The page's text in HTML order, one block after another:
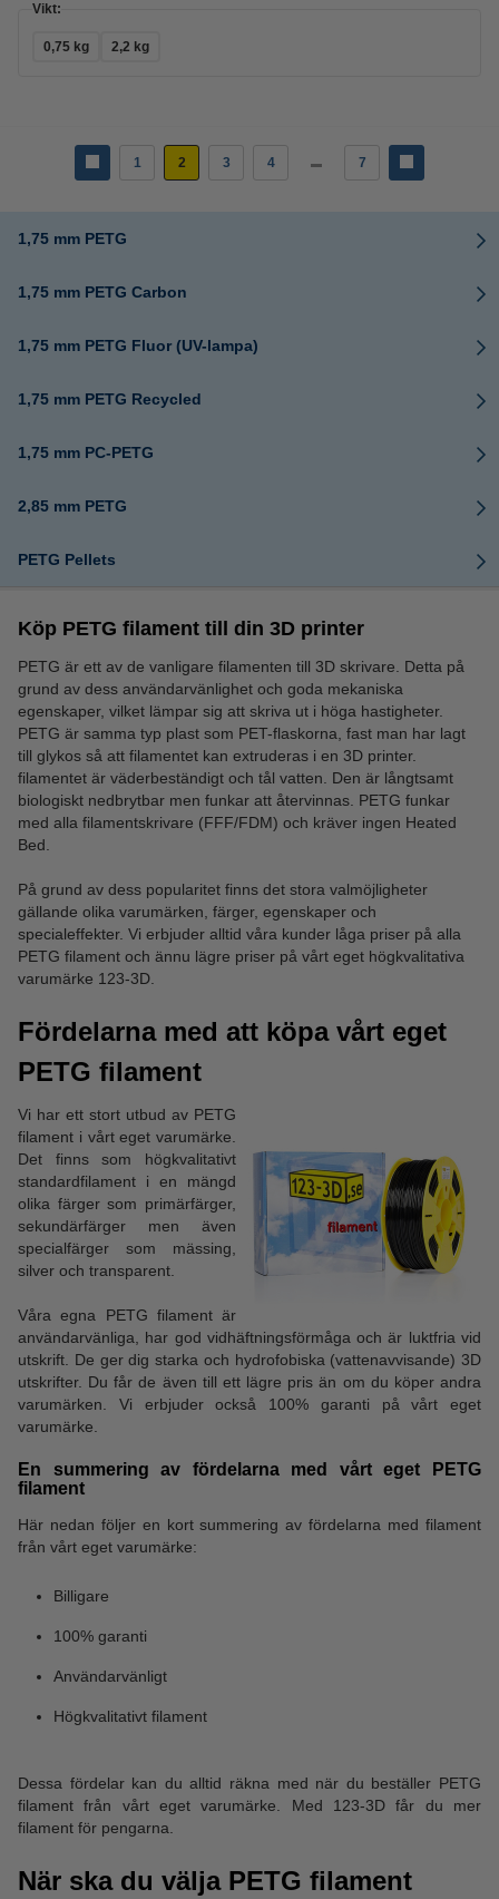
Vikt:
0,75 kg 2,2 kg
1 2 3 4 7
1,75 mm PETG
1,75 mm PETG Carbon
1,75 mm PETG Fluor (UV-lampa)
1,75 mm PETG Recycled
1,75 mm PC-PETG
2,85 mm PETG
PETG Pellets
Köp PETG filament till din 3D printer
PETG är ett av de vanligare filamenten till 3D skrivare. Detta på
grund av dess användarvänlighet och goda mekaniska
egenskaper, vilket lämpar sig att skriva ut i höga hastigheter.
PETG är samma typ plast som PET-flaskorna, fast man har lagt
till glykos så att filamentet kan extruderas i en 3D printer.
filamentet är väderbeständigt och tål vatten. Den är långtsamt
biologiskt nedbrytbar men funkar att återvinnas. PETG funkar
med alla filamentskrivare (FFF/FDM) och kräver ingen Heated
Bed.
På grund av dess popularitet finns det stora valmöjligheter
gällande olika varumärken, färger, egenskaper och
specialeffekter. Vi erbjuder alltid våra kunder låga priser på alla
PETG filament och ännu lägre priser på vårt eget högkvalitativa
varumärke 123-3D.
Fördelarna med att köpa vårt eget
PETG filament
Vi har ett stort utbud av PETG
filament i vårt eget varumärke.
Det finns som högkvalitativt
standardfilament i en mängd
olika färger som primärfärger,
sekundärfärger men även
specialfärger som mässing,
silver och transparent.
Våra egna PETG filament är
användarvänliga, har god vidhäftningsförmåga och är luktfria vid
utskrift. De ger dig starka och hydrofobiska (vattenavvisande) 3D
utskrifter. Du får de även till ett lägre pris än om du köper andra
varumärken. Vi erbjuder också 100% garanti på vårt eget
varumärke.
En summering av fördelarna med vårt eget PETG
filament
Här nedan följer en kort summering av fördelarna med filament
från vårt eget varumärke:
Billigare
100% garanti
Användarvänligt
Högkvalitativt filament
Dessa fördelar kan du alltid räkna med när du beställer PETG
filament från vårt eget varumärke. Med 123-3D får du mer
filament för pengarna.
När ska du välja PETG filament